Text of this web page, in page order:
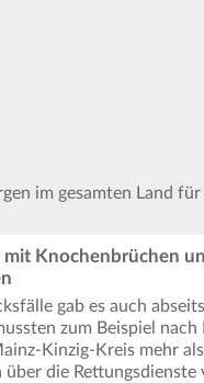
im gesamten Land für
mit Knochenbrüchen
gab es auch
zum Beispiel nach
Kinzig-Kreis mehr
über die Rettungsdienste